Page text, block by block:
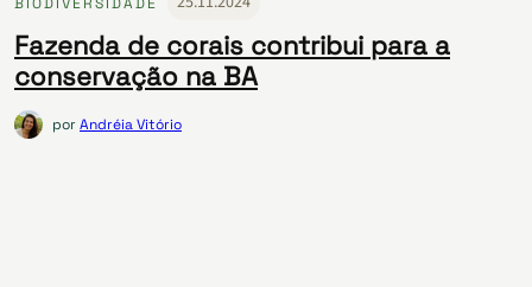
Fazenda de corais contribui para a
conservação na BA
porAndréia Vitório